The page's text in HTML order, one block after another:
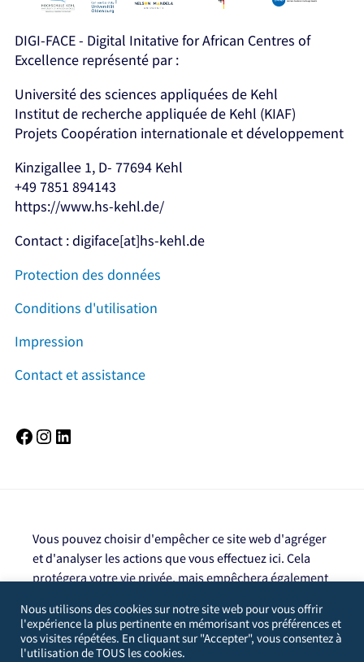
DIGI-FACE - Digital Initative for African Centres of
Excellence représenté par :
Université des sciences appliquées de Kehl
Institut de recherche appliquée de Kehl (KIAF)
Projets Coopération internationale et développement
Kinzigallee 1, D- 77694 Kehl
+49 7851 894143
https://www.hs-kehl.de/
Contact : digiface[at]hs-kehl.de
Protection des données
Conditions d'utilisation
Impression
Contact et assistance
Facebook Instagram
Vous pouvez choisir d'empêcher ce site web d'agréger
et d'analyser les actions que vous effectuez ici. Cela
protégera votre vie privée, mais empêchera également
vos actions et de créer une meilleure expérience pour
vous et les autres utilisateurs.
Nous utilisons des cookies sur notre site web pour vous offrir
l'expérience la plus pertinente en mémorisant vos préférences et
vos visites répétées. En cliquant sur "Accepter", vous consentez à
l'utilisation de TOUS les cookies.